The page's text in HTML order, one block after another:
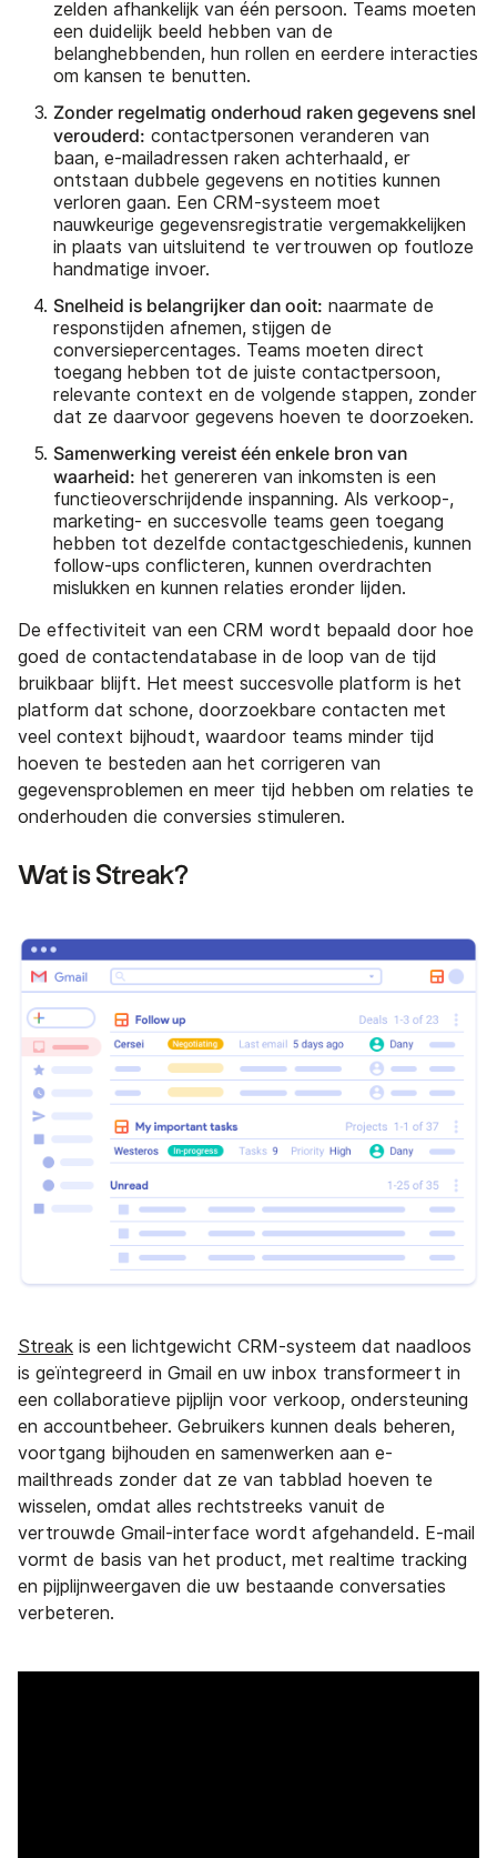
zelden afhankelijk van één persoon. Teams moeten
een duidelijk beeld hebben van de
belanghebbenden, hun rollen en eerdere interacties
om kansen te benutten.
Zonder regelmatig onderhoud raken gegevens snel
verouderd: contactpersonen veranderen van
baan, e-mailadressen raken achterhaald, er
ontstaan dubbele gegevens en notities kunnen
verloren gaan. Een CRM-systeem moet
nauwkeurige gegevensregistratie vergemakkelijken
in plaats van uitsluitend te vertrouwen op foutloze
handmatige invoer.
Snelheid is belangrijker dan ooit: naarmate de
responstijden afnemen, stijgen de
conversiepercentages. Teams moeten direct
toegang hebben tot de juiste contactpersoon,
relevante context en de volgende stappen, zonder
dat ze daarvoor gegevens hoeven te doorzoeken.
Samenwerking vereist één enkele bron van
waarheid: het genereren van inkomsten is een
functieoverschrijdende inspanning. Als verkoop-,
marketing- en succesvolle teams geen toegang
hebben tot dezelfde contactgeschiedenis, kunnen
follow-ups conflicteren, kunnen overdrachten
mislukken en kunnen relaties eronder lijden.
De effectiviteit van een CRM wordt bepaald door hoe
goed de contactendatabase in de loop van de tijd
bruikbaar blijft. Het meest succesvolle platform is het
platform dat schone, doorzoekbare contacten met
veel context bijhoudt, waardoor teams minder tijd
hoeven te besteden aan het corrigeren van
gegevensproblemen en meer tijd hebben om relaties te
onderhouden die conversies stimuleren.
Wat is Streak?
Streak is een lichtgewicht CRM-systeem dat naadloos
is geïntegreerd in Gmail en uw inbox transformeert in
een collaboratieve pijplijn voor verkoop, ondersteuning
en accountbeheer. Gebruikers kunnen deals beheren,
voortgang bijhouden en samenwerken aan e-
mailthreads zonder dat ze van tabblad hoeven te
wisselen, omdat alles rechtstreeks vanuit de
vertrouwde Gmail-interface wordt afgehandeld. E-mail
vormt de basis van het product, met realtime tracking
en pijplijnweergaven die uw bestaande conversaties
verbeteren.